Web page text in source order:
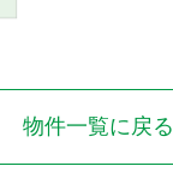
物件一覧に戻る